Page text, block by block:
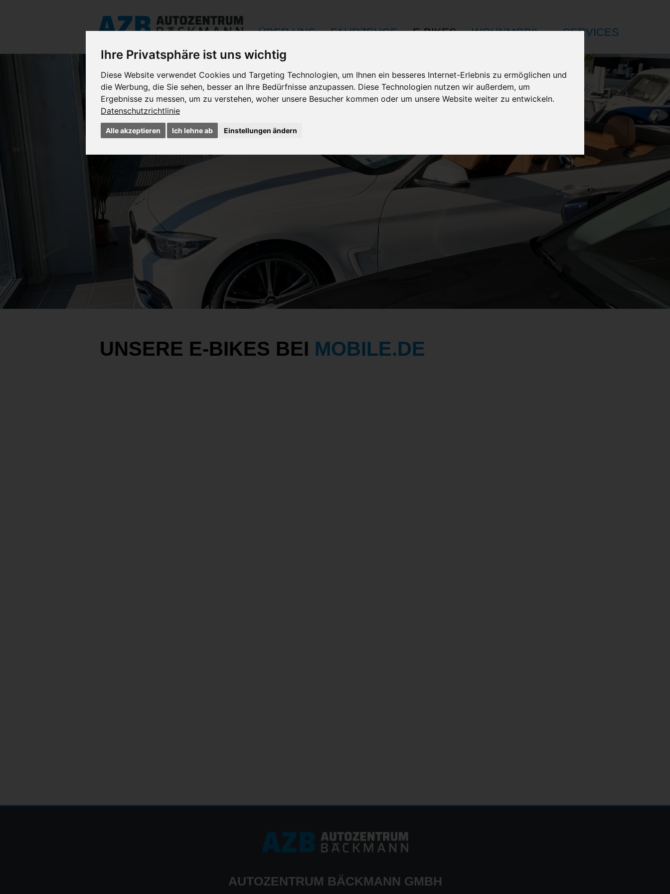
Ihre Privatsphäre ist uns wichtig
Diese Website verwendet Cookies und Targeting Technologien, um Ihnen ein besseres Internet-Erlebnis zu ermöglichen und
die Werbung, die Sie sehen, besser an Ihre Bedürfnisse anzupassen. Diese Technologien nutzen wir außerdem, um
Ergebnisse zu messen, um zu verstehen, woher unsere Besucher kommen oder um unsere Website weiter zu entwickeln.
Datenschutzrichtlinie
Alle akzeptieren Ich lehne ab Einstellungen ändern
ÜBER UNS FAHRZEUGE E-BIKES WOHNMOBIL SERVICES
UNSERE E-BIKES BEI MOBILE.DE
AUTOZENTRUM BÄCKMANN GMBH